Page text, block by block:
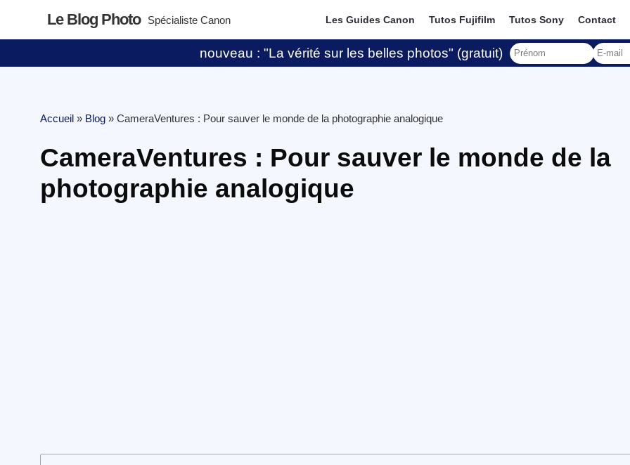
Le Blog Photo Spécialiste Canon Les Guides Canon Tutos Fujifilm Tutos Sony Contact
nouveau : "La vérité sur les belles photos" (gratuit)
Accueil » Blog » CameraVentures : Pour sauver le monde de la photographie analogique
CameraVentures : Pour sauver le monde de la
photographie analogique